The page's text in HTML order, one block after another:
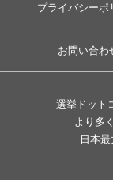
プライバシーポ
お問い合わ
選挙ドット
より多
日本